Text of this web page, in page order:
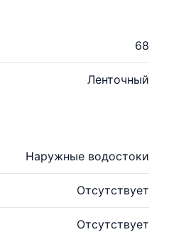
68
Ленточный
Наружные водостоки
Отсутствует
Отсутствует